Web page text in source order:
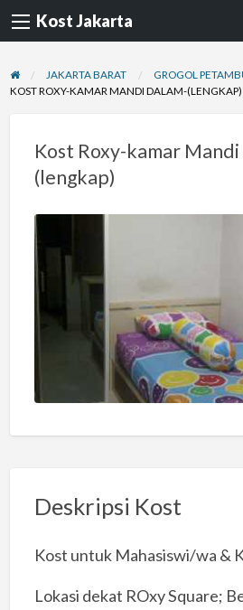
Kost Jakarta
JAKARTA BARAT
GROGOL
KOST ROXY-KAMAR MANDI DALAM-(LENGKAP)
Kost Roxy-kamar Mandi
(lengkap)
Deskripsi Kost
Kost untuk Mahasiswi/wa &
Lokasi dekat ROxy Square;